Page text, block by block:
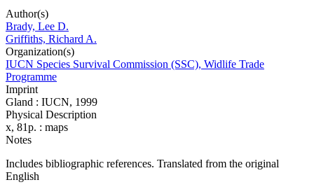
Author(s)
Brady, Lee D.
Griffiths, Richard A.
Organization(s)
IUCN Species Survival Commission (SSC), Widlife Trade
Programme
Imprint
Gland : IUCN, 1999
Physical Description
x, 81p. : maps
Notes
Includes bibliographic references. Translated from the original
English